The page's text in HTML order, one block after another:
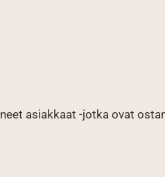
asiakkaat -jotka ovat